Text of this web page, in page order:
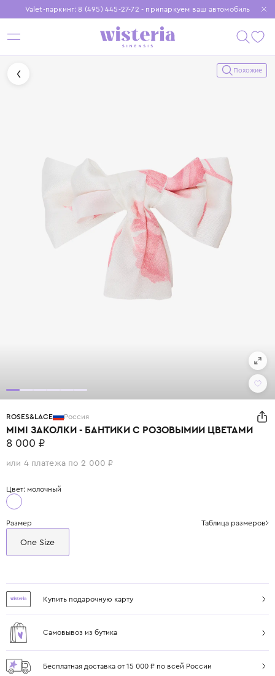
Valet-паркинг: 8 (495) 445-27-72 - припаркуем ваш автомобиль
Бесплатная доставка при заказе от 15 000 ₽
Установите приложение, чтобы покупки были еще удобнее
Похожие
ROSES&LACE Россия
MIMI ЗАКОЛКИ - БАНТИКИ С РОЗОВЫМИИ ЦВЕТАМИ
8 000 ₽
или 4 платежа по 2 000 ₽
Цвет: молочный
Размер Таблица размеров
One Size
Купить подарочную карту
Самовывоз из бутика
Бесплатная доставка от 15 000 ₽ по всей России